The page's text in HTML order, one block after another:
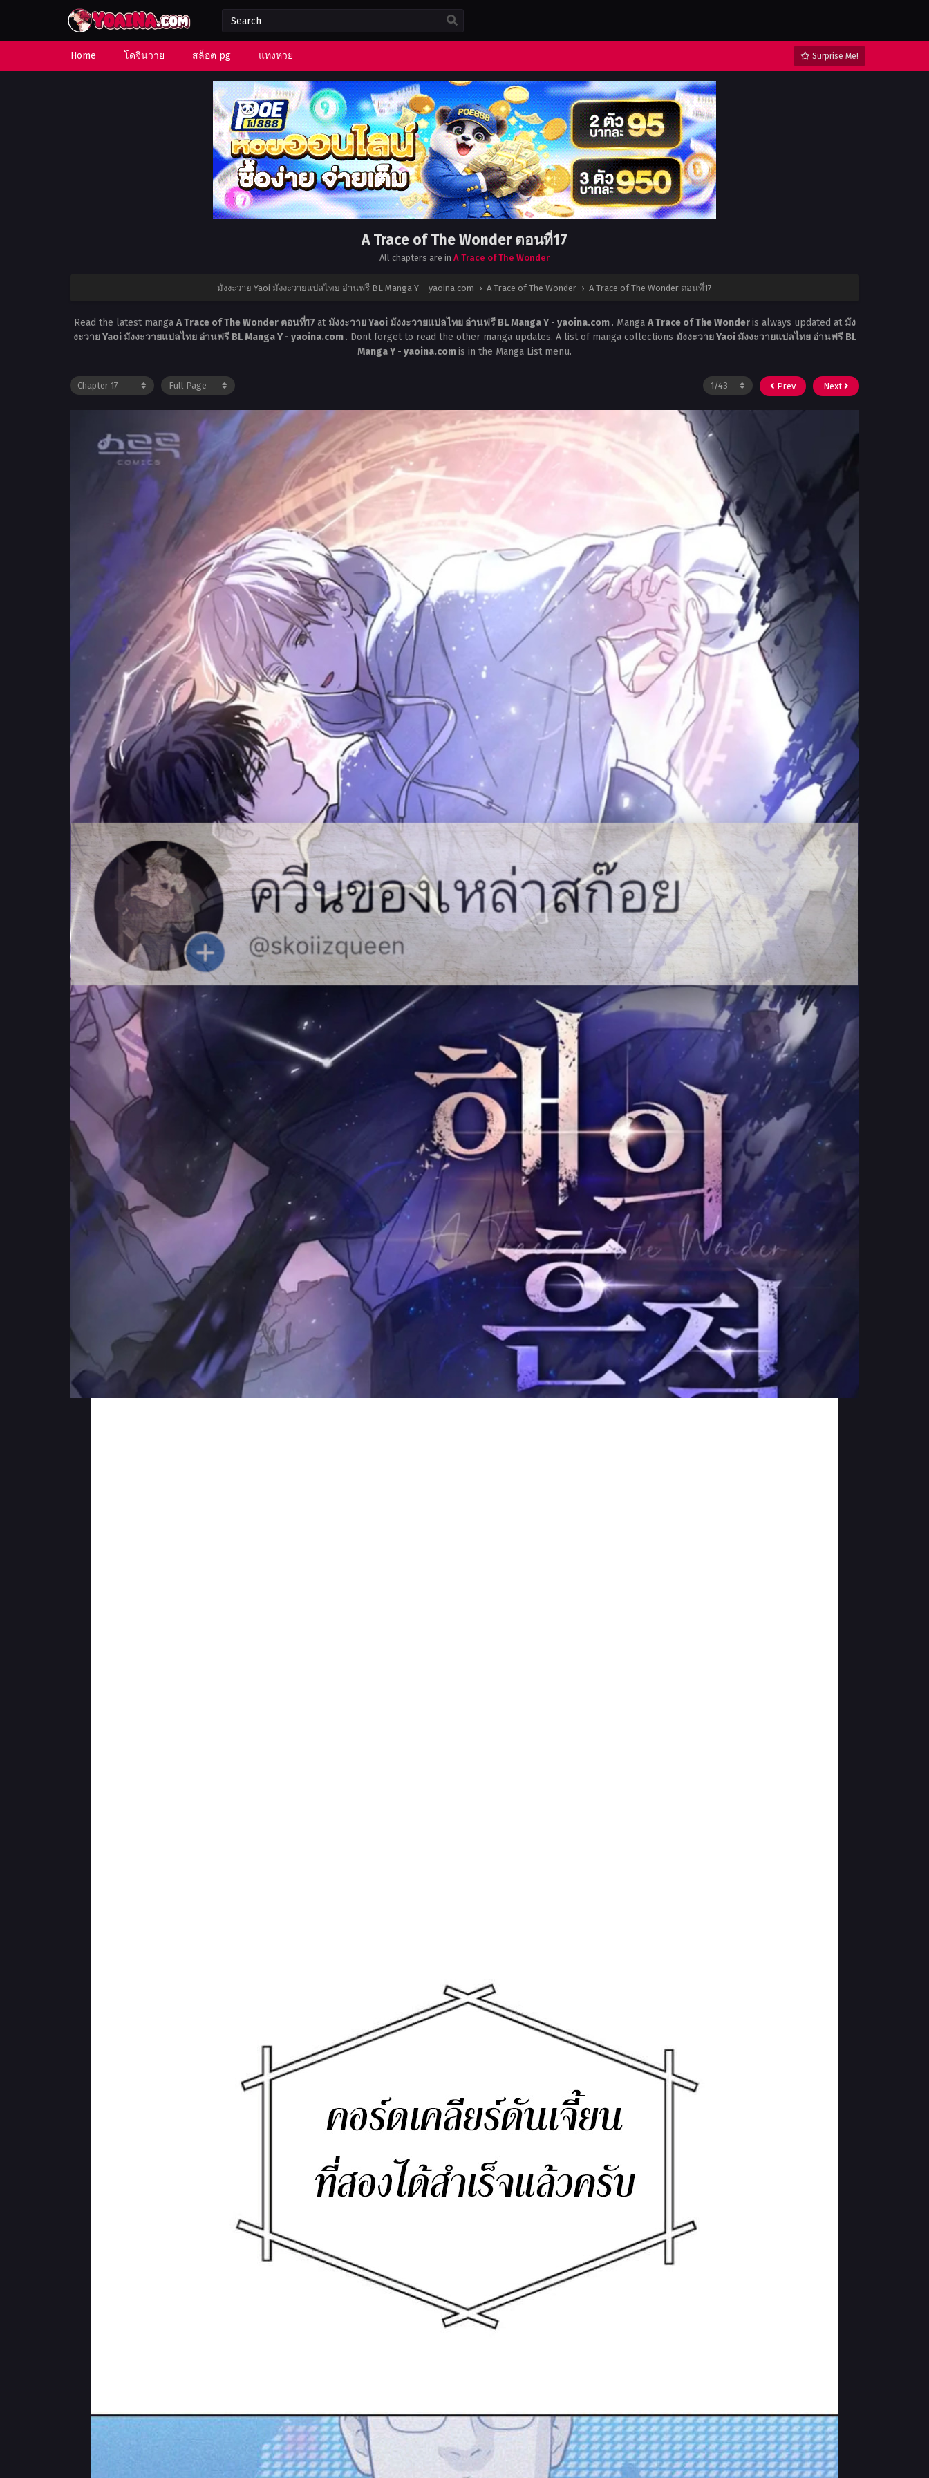
Home โดจินวาย สล็อต pg แทงหวย Surprise Me!
A Trace of The Wonder ตอนที่17
All chapters are in A Trace of The Wonder
มังงะวาย Yaoi มังงะวายแปลไทย อ่านฟรี BL Manga Y – yaoina.com › A Trace of The Wonder › A Trace of The Wonder ตอนที่17
Read the latest manga A Trace of The Wonder ตอนที่17 at มังงะวาย Yaoi มังงะวายแปลไทย อ่านฟรี BL Manga Y - yaoina.com . Manga A Trace of The Wonderis always updated at มัง
งะวาย Yaoi มังงะวายแปลไทย อ่านฟรี BL Manga Y - yaoina.com . Dont forget to read the other manga updates. A list of manga collections มังงะวาย Yaoi มังงะวายแปลไทย อ่านฟรี BL
Manga Y - yaoina.comis in the Manga List menu.
Prev Next